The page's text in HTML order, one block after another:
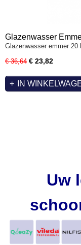
Glazenwasser
Glazenwasser emmer
€ 36,64 € 23,82
IN
Uw